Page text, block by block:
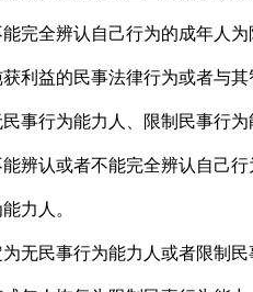
辨认自己行为的成年人为
利益的民事法律行为或者与
行为能力人、限制民事行为
或者不能完全辨认自己行
力人。
民事行为能力人或者限制民